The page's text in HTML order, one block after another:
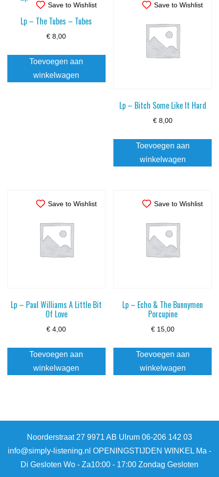
Save to Wishlist
Lp – The Tubes – Tubes
€ 8,00
Toevoegen aan
winkelwagen
Save to Wishlist
Lp – Bitch Some Like It Hard
€8,00
Toevoegen aan
winkelwagen
Save to Wishlist
Lp – Paul Williams A Little Bit
Of Love
€ 4,00
Toevoegen aan
winkelwagen
Save to Wishlist
Lp – Echo & The Bunnymen
Porcupine
€15,00
Toevoegen aan
winkelwagen
Noorderstraat 27 9971 AB Ulrum 06-206 142 03
info@simply-listening.nl OPENINGSTIJDEN WINKEL Ma -
Di Gesloten Wo - Za10:00 - 17:00 Zondag Gesloten